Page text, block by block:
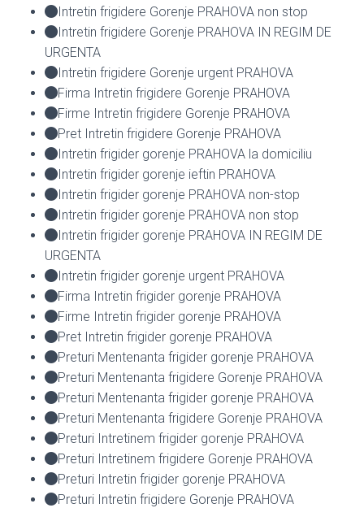
Intretin frigidere Gorenje PRAHOVA non stop
Intretin frigidere Gorenje PRAHOVA IN REGIM DE
URGENTA
Intretin frigidere Gorenje urgent PRAHOVA
Firma Intretin frigidere Gorenje PRAHOVA
Firme Intretin frigidere Gorenje PRAHOVA
Pret Intretin frigidere Gorenje PRAHOVA
Intretin frigider gorenje PRAHOVA la domiciliu
Intretin frigider gorenje ieftin PRAHOVA
Intretin frigider gorenje PRAHOVA non-stop
Intretin frigider gorenje PRAHOVA non stop
Intretin frigider gorenje PRAHOVA IN REGIM DE
URGENTA
Intretin frigider gorenje urgent PRAHOVA
Firma Intretin frigider gorenje PRAHOVA
Firme Intretin frigider gorenje PRAHOVA
Pret Intretin frigider gorenje PRAHOVA
Preturi Mentenanta frigider gorenje PRAHOVA
Preturi Mentenanta frigidere Gorenje PRAHOVA
Preturi Mentenanta frigider gorenje PRAHOVA
Preturi Mentenanta frigidere Gorenje PRAHOVA
Preturi Intretinem frigider gorenje PRAHOVA
Preturi Intretinem frigidere Gorenje PRAHOVA
Preturi Intretin frigider gorenje PRAHOVA
Preturi Intretin frigidere Gorenje PRAHOVA